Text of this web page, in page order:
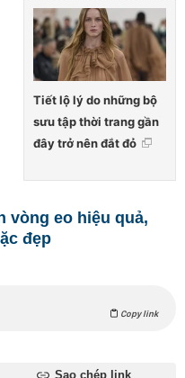
Tiết lộ lý do những bộ
sưu tập thời trang gần
đây trở nên đắt đỏ
vòng eo hiệu quả,
đẹp
Copy link
Sao chép link